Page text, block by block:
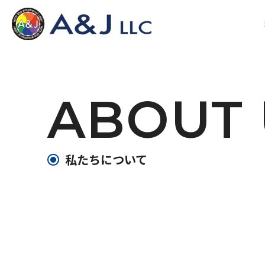
ABOUT
私たちについて